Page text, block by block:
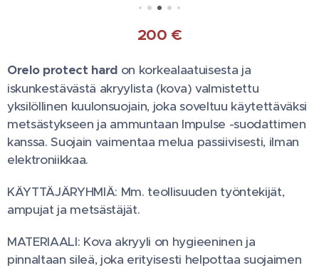
200 €
Orelo protect hard on korkealaatuisesta ja
iskunkestävästä akryylista (kova) valmistettu
yksilöllinen kuulonsuojain, joka soveltuu käytettäväksi
metsästykseen ja ammuntaan Impulse -suodattimen
kanssa. Suojain vaimentaa melua passiivisesti, ilman
elektroniikkaa.
KÄYTTÄJÄRYHMIÄ: Mm. teollisuuden työntekijät,
ampujat ja metsästäjät.
MATERIAALI: Kova akryyli on hygieeninen ja
pinnaltaan sileä, joka erityisesti helpottaa suojaimen